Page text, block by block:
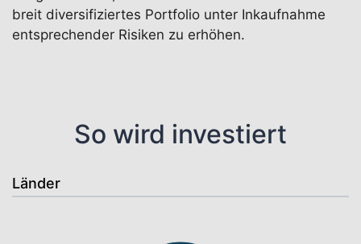
breit diversifiziertes Portfolio unter Inkaufnahme
entsprechender Risiken zu erhöhen.
So wird investiert
Länder